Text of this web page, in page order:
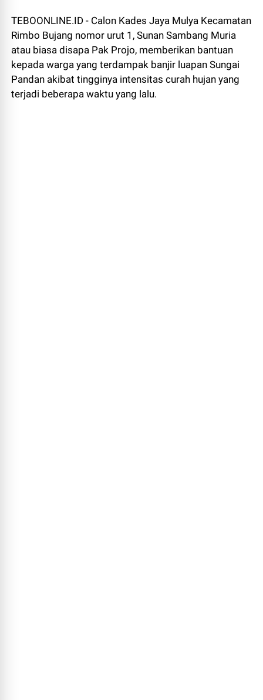
TEBOONLINE.ID - Calon Kades Jaya Mulya Kecamatan
Rimbo Bujang nomor urut 1, Sunan Sambang Muria
atau biasa disapa Pak Projo, memberikan bantuan
kepada warga yang terdampak banjir luapan Sungai
Pandan akibat tingginya intensitas curah hujan yang
terjadi beberapa waktu yang lalu.